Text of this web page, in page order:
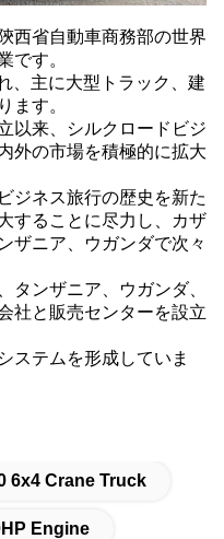
西省自動車商務部の世界
です。
、主に大型トラック、建
ます。
以来、シルクロードビジ
外の市場を積極的に拡大
ジネス旅行の歴史を新た
することに尽力し、カザ
ザニア、ウガンダで次々
タンザニア、ウガンダ、
社と販売センターを設立
ステムを形成していま
6x4 Crane Truck
Engine